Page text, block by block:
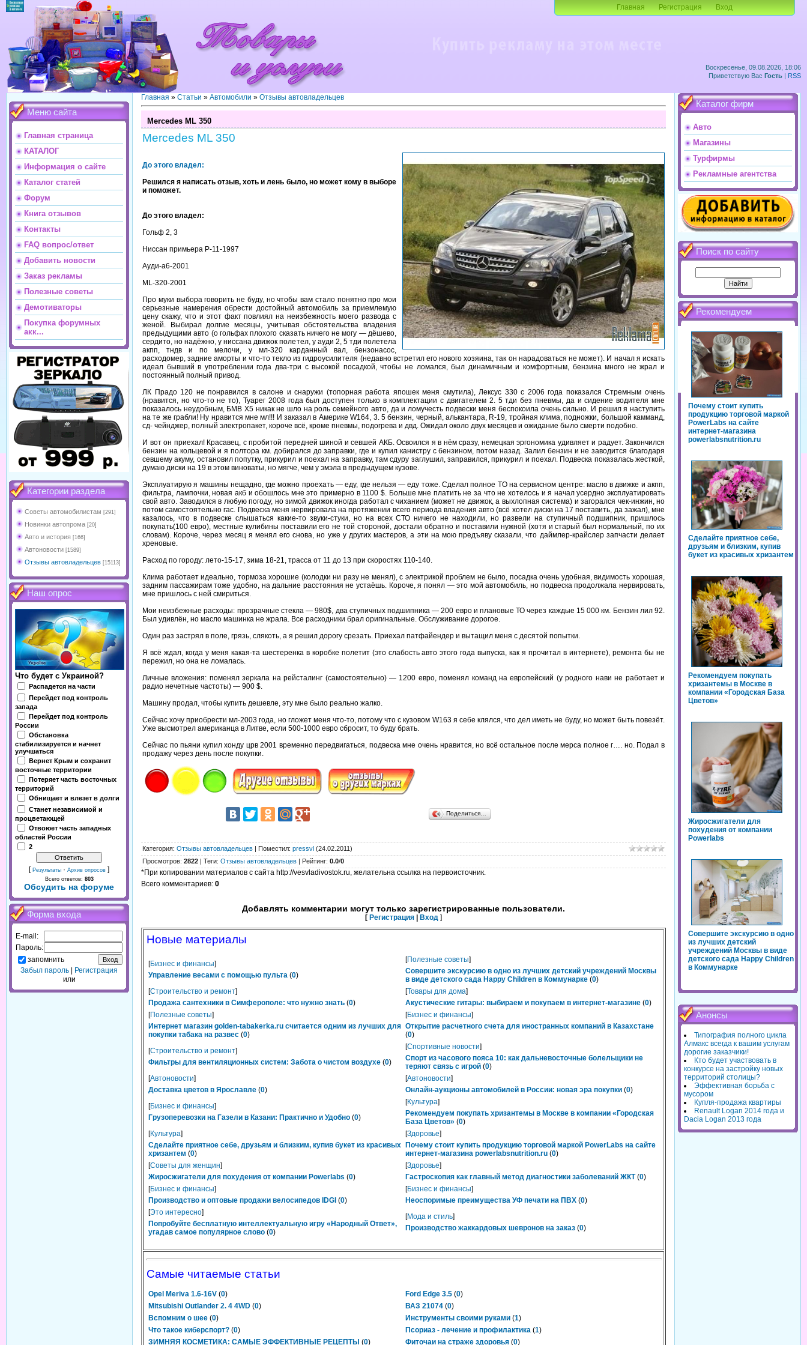
Воскресенье, 09.08.2026, 18:06
Приветствую Вас Гость | RSS
Главная Регистрация Вход
Меню сайта
Главная страница
КАТАЛОГ
Информация о сайте
Каталог статей
Форум
Книга отзывов
Контакты
FAQ вопрос/ответ
Добавить новости
Заказ рекламы
Полезные советы
Демотиваторы
Покупка форумных
акк...
Категории раздела
Советы автомобилистам [291]
Новинки автопрома [20]
Авто и история [166]
Автоновости [1589]
Отзывы автовладельцев [15113]
Наш опрос
Что будет с Украиной?
Распадется на части
Перейдет под контроль
запада
Перейдет под контроль
России
Обстановка
стабилизируется и начнет
улучшаться
Вернет Крым и сохранит
восточные территории
Потеряет часть восточных
территорий
Обнищает и влезет в долги
Станет независимой и
процветающей
Отвоюет часть западных
областей России
2
[ Результаты · Архив опросов ]
Всего ответов: 803
Обсудить на форуме
Форма входа
E-mail:
Пароль:
запомнить
Забыл пароль
Регистрация
или
Главная » Статьи » Автомобили » Отзывы автовладельцев
Mercedes ML 350
Mercedes ML 350
До этого владел:
Решился я написать отзыв, хоть и лень было, но может кому в выборе
и поможет.
До этого владел:
Гольф 2, 3
Ниссан примьера P-11-1997
Ауди-а6-2001
ML-320-2001
Про муки выбора говорить не буду, но чтобы вам стало понятно про мои
серьезные намерения обрести достойный автомобиль за приемлемую
цену скажу, что и этот факт повлиял на неизбежность моего развода с
женой. Выбирал долгие месяцы, учитывая обстоятельства владения
предыдущими авто (о гольфах плохого сказать ничего не могу — дёшево,
сердито, но надёжно, у ниссана движок полетел, у ауди 2, 5 тди полетела
акпп, тндв и по мелочи, у мл-320 карданный вал, бензонасос,
расходомер, задние аморты и что-то текло из гидроусилителя (недавно встретил его нового хозяина, так он нарадоваться не может). И начал я искать
идеал бывший в употреблении года два-три с высокой посадкой, чтобы не ломался, был динамичным и комфортным, бензина много не жрал и
постоянный полный привод.
ЛК Прадо 120 не понравился в салоне и снаружи (топорная работа япошек меня смутила), Лексус 330 с 2006 года показался Стремным очень
(нравится, но что-то не то), Туарег 2008 года был доступен только в комплектации с двигателем 2. 5 тди без пневмы, да и сидение водителя мне
показалось неудобным, БМВ Х5 никак не шло на роль семейного авто, да и ломучесть подвески меня беспокоила очень сильно. И решил я наступить
на те же грабли! Ну нравится мне мл!!! И заказал в Америке W164, 3. 5 бензин, черный, алькантара, R-19, тройная клима, подножки, большой камманд,
сд- чейнджер, полный электропакет, короче всё, кроме пневмы, подогрева и двд. Ожидал около двух месяцев и ожидание было смерти подобно.
И вот он приехал! Красавец, с пробитой передней шиной и севшей АКБ. Освоился я в нём сразу, немецкая эргономика удивляет и радует. Закончился
бензин на кольцевой и я полтора км. добирался до заправки, где и купил канистру с бензином, потом назад. Залил бензин и не заводится благодаря
севшему акуму, остановил попутку, прикурил и поехал на заправку, там сдуру заглушил, заправился, прикурил и поехал. Подвеска показалась жесткой,
думаю диски на 19 в этом виноваты, но мягче, чем у эмэла в предыдущем кузове.
Эксплуатирую я машины нещадно, где можно проехать — еду, где нельзя — еду тоже. Сделал полное TO на сервисном центре: масло в движке и акпп,
фильтра, лампочки, новая акб и обошлось мне это примерно в 1100 $. Больше мне платить не за что не хотелось и я начал усердно эксплуатировать
свой авто. Заводился в любую погоду, но зимой движок иногда работал с чиханием (может не движок, а выхлопная система) и загорался чек-инжин, но
потом самостоятельно гас. Подвеска меня нервировала на протяжении всего периода владения авто (всё хотел диски на 17 поставить, да зажал), мне
казалось, что в подвеске слышаться какие-то звуки-стуки, но на всех СТО ничего не находили, но развели на ступичный подшипник, пришлось
покупать(100 евро), местные кулибины поставили его не той стороной, достали обратно и поставили нужной (хотя и старый был нормальный, по их
словам). Короче, через месяц я менял его снова, но уже у других мастеров, а эти на мою предъяву сказали, что даймлер-крайслер запчасти делает
хреновые.
Расход по городу: лето-15-17, зима 18-21, трасса от 11 до 13 при скоростях 110-140.
Клима работает идеально, тормоза хорошие (колодки ни разу не менял), с электрикой проблем не было, посадка очень удобная, видимость хорошая,
задним пассажирам тоже удобно, на дальние расстояния не устаёшь. Короче, я понял — это мой автомобиль, но подвеска продолжала нервировать,
мне пришлось с ней смириться.
Мои неизбежные расходы: прозрачные стекла — 980$, два ступичных подшипника — 200 евро и плановые ТО через каждые 15 000 км. Бензин лил 92.
Был удивлён, но масло машинка не жрала. Все расходники брал оригинальные. Обслуживание дорогое.
Один раз застрял в поле, грязь, слякоть, а я решил дорогу срезать. Приехал патфайендер и вытащил меня с десятой попытки.
Я всё ждал, когда у меня какая-та шестеренка в коробке полетит (это слабость авто этого года выпуска, как я прочитал в интернете), ремонта бы не
пережил, но она не ломалась.
Личные вложения: поменял зеркала на рейсталинг (самостоятельно) — 1200 евро, поменял команд на европейский (у родного нави не работает и
радио нечетные частоты) — 900 $.
Машину продал, чтобы купить дешевле, эту мне было реально жалко.
Сейчас хочу приобрести мл-2003 года, но гложет меня что-то, потому что с кузовом W163 я себе клялся, что дел иметь не буду, но может быть повезёт.
Уже высмотрел американца в Литве, если 500-1000 евро сбросит, то буду брать.
Сейчас по пьяни купил хонду црв 2001 временно передвигаться, подвеска мне очень нравится, но всё остальное после мерса полное г…. но. Подал в
продажу через день после покупки.
Поделиться…
Категория: Отзывы автовладельцев | Поместил: pressvl (24.02.2011)
Просмотров: 2822 | Теги: Отзывы автовладельцев | Рейтинг: 0.0/0
*При копировании материалов с сайта http://vesvladivostok.ru, желательна ссылка на первоисточник.
Всего комментариев: 0
Добавлять комментарии могут только зарегистрированные пользователи.
[ Регистрация Вход ]
Новые материалы
[Бизнес и финансы]
Управление весами с помощью пульта (0)
[Полезные советы]
Совершите экскурсию в одно из лучших детский учреждений Москвы
в виде детского сада Happy Children в Коммунарке (0)
[Строительство и ремонт]
Продажа сантехники в Симферополе: что нужно знать (0)
[Товары для дома]
Акустические гитары: выбираем и покупаем в интернет-магазине (0)
[Полезные советы]
Интернет магазин golden-tabakerka.ru считается одним из лучших для
покупки табака на развес (0)
[Бизнес и финансы]
Открытие расчетного счета для иностранных компаний в Казахстане
(0)
[Строительство и ремонт]
Фильтры для вентиляционных систем: Забота о чистом воздухе (0)
[Спортивные новости]
Спорт из часового пояса 10: как дальневосточные болельщики не
теряют связь с игрой (0)
[Автоновости]
Доставка цветов в Ярославле (0)
[Автоновости]
Онлайн-аукционы автомобилей в России: новая эра покупки (0)
[Бизнес и финансы]
Грузоперевозки на Газели в Казани: Практично и Удобно (0)
[Культура]
Рекомендуем покупать хризантемы в Москве в компании «Городская
База Цветов» (0)
[Культура]
Сделайте приятное себе, друзьям и близким, купив букет из красивых
хризантем (0)
[Здоровье]
Почему стоит купить продукцию торговой маркой PowerLabs на сайте
интернет-магазина powerlabsnutrition.ru (0)
[Советы для женщин]
Жиросжигатели для похудения от компании Powerlabs (0)
[Здоровье]
Гастроскопия как главный метод диагностики заболеваний ЖКТ (0)
[Бизнес и финансы]
Производство и оптовые продажи велосипедов IDGI (0)
[Бизнес и финансы]
Неоспоримые преимущества УФ печати на ПВХ (0)
[Это интересно]
Попробуйте бесплатную интеллектуальную игру «Народный Ответ»,
угадав самое популярное слово (0)
[Мода и стиль]
Производство жаккардовых шевронов на заказ (0)
Самые читаемые статьи
Opel Meriva 1.6-16V (0) Ford Edge 3.5 (0)
Mitsubishi Outlander 2. 4 4WD (0) ВАЗ 21074 (0)
Вспомним о шее (0) Инструменты своими руками (1)
Что такое киберспорт? (0) Псориаз - лечение и профилактика (1)
ЗИМНЯЯ КОСМЕТИКА: САМЫЕ ЭФФЕКТИВНЫЕ РЕЦЕПТЫ (0) Фиточаи на страже здоровья (0)
Каталог фирм
Авто
Магазины
Турфирмы
Рекламные агентства
Поиск по сайту
Рекомендуем
Почему стоит купить
продукцию торговой маркой
PowerLabs на сайте
интернет-магазина
powerlabsnutrition.ru
Сделайте приятное себе,
друзьям и близким, купив
букет из красивых хризантем
Рекомендуем покупать
хризантемы в Москве в
компании «Городская База
Цветов»
Жиросжигатели для
похудения от компании
Powerlabs
Совершите экскурсию в одно
из лучших детский
учреждений Москвы в виде
детского сада Happy Children
в Коммунарке
Анонсы
Типография полного цикла
Алмакс всегда к вашим услугам
дорогие заказчики!
Кто будет участвовать в
конкурсе на застройку новых
территорий столицы?
Эффективная борьба с
мусором
Купля-продажа квартиры
Renault Logan 2014 года и
Dacia Logan 2013 года